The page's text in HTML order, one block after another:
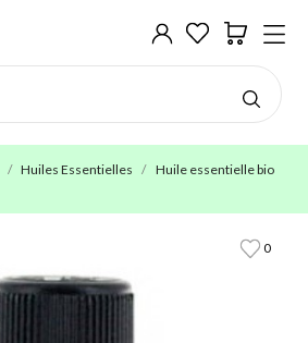
Huiles Essentielles
Huile essentielle bio
0